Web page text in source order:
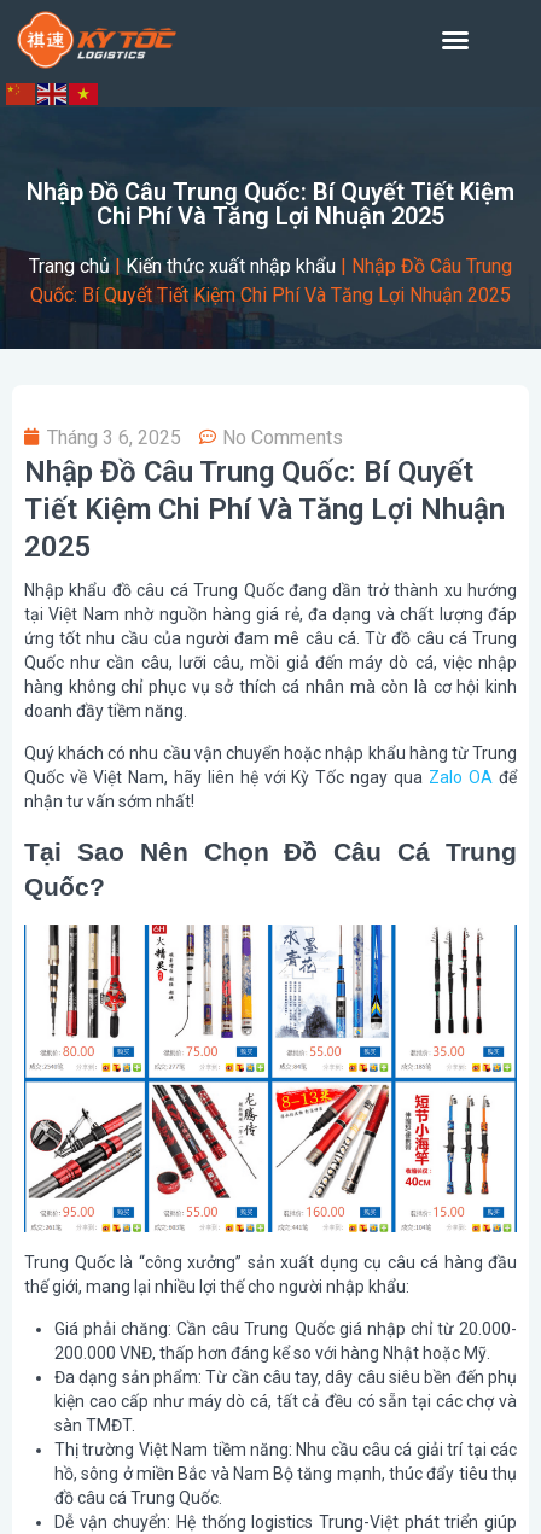
Nhập Đồ Câu Trung Quốc: Bí Quyết Tiết Kiệm
Chi Phí Và Tăng Lợi Nhuận 2025
Trang chủ | Kiến thức xuất nhập khẩu | Nhập Đồ Câu Trung
Quốc: Bí Quyết Tiết Kiệm Chi Phí Và Tăng Lợi Nhuận 2025
Tháng 3 6, 2025 No Comments
Nhập Đồ Câu Trung Quốc: Bí Quyết
Tiết Kiệm Chi Phí Và Tăng Lợi Nhuận
2025
Nhập khẩu đồ câu cá Trung Quốc đang dần trở thành xu hướng
tại Việt Nam nhờ nguồn hàng giá rẻ, đa dạng và chất lượng đáp
ứng tốt nhu cầu của người đam mê câu cá. Từ đồ câu cá Trung
Quốc như cần câu, lưỡi câu, mồi giả đến máy dò cá, việc nhập
hàng không chỉ phục vụ sở thích cá nhân mà còn là cơ hội kinh
doanh đầy tiềm năng.
Quý khách có nhu cầu vận chuyển hoặc nhập khẩu hàng từ Trung
Quốc về Việt Nam, hãy liên hệ với Kỳ Tốc ngay qua Zalo OA để
nhận tư vấn sớm nhất!
Tại Sao Nên Chọn Đồ Câu Cá Trung
Quốc?
Trung Quốc là “công xưởng” sản xuất dụng cụ câu cá hàng đầu
thế giới, mang lại nhiều lợi thế cho người nhập khẩu:
Giá phải chăng: Cần câu Trung Quốc giá nhập chỉ từ 20.000-
200.000 VNĐ, thấp hơn đáng kể so với hàng Nhật hoặc Mỹ.
Đa dạng sản phẩm: Từ cần câu tay, dây câu siêu bền đến phụ
kiện cao cấp như máy dò cá, tất cả đều có sẵn tại các chợ và
sàn TMĐT.
Thị trường Việt Nam tiềm năng: Nhu cầu câu cá giải trí tại các
hồ, sông ở miền Bắc và Nam Bộ tăng mạnh, thúc đẩy tiêu thụ
đồ câu cá Trung Quốc.
Dễ vận chuyển: Hệ thống logistics Trung-Việt phát triển giúp